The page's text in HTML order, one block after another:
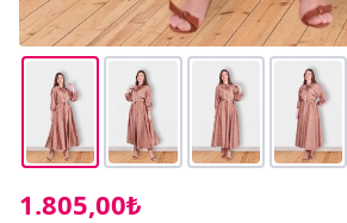
1.805,00₺